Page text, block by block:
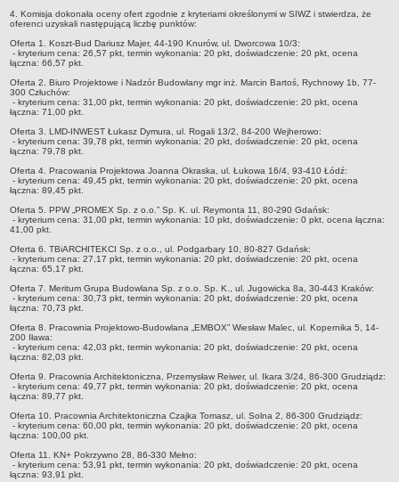
Protokoły
RADA POWIATU
Transmisje z sesji
Nagrania z sesji
Protokoły z głosowań
Interpelacje i zapytania
MAJĄTEK I FINANSE POWIATU
Budżet
Wieloletnia Prognoza Finansowa
Sprawozdania-archiwum
EWIDENCJA STOWARZYSZEŃ ZWYKŁYCH
REJESTR OŚRODKÓW SZKOLENIA KIEROWCÓW
Klauzula informacyjna
Inspektor Ochrony Danych
Informacje ogólne
Dane o sieci dróg powiatowych
Kadra
Statut
Raport o stanie zapewniania dostępności
Elektroniczna Skrzynka Podawcza
4. Komisja dokonała oceny ofert zgodnie z kryteriami określonymi w SIWZ i stwierdza, że
oferenci uzyskali następującą liczbę punktów:
Oferta 1. Koszt-Bud Dariusz Majer, 44-190 Knurów, ul. Dworcowa 10/3:
- kryterium cena: 26,57 pkt, termin wykonania: 20 pkt, doświadczenie: 20 pkt, ocena
łączna: 66,57 pkt.
Oferta 2. Biuro Projektowe i Nadzór Budowlany mgr inż. Marcin Bartoś, Rychnowy 1b, 77-
300 Człuchów:
- kryterium cena: 31,00 pkt, termin wykonania: 20 pkt, doświadczenie: 20 pkt, ocena
łączna: 71,00 pkt.
Oferta 3. LMD-INWEST Łukasz Dymura, ul. Rogali 13/2, 84-200 Wejherowo:
- kryterium cena: 39,78 pkt, termin wykonania: 20 pkt, doświadczenie: 20 pkt, ocena
łączna: 79,78 pkt.
Oferta 4. Pracowania Projektowa Joanna Okraska, ul. Łukowa 16/4, 93-410 Łódź:
- kryterium cena: 49,45 pkt, termin wykonania: 20 pkt, doświadczenie: 20 pkt, ocena
łączna: 89,45 pkt.
Oferta 5. PPW „PROMEX Sp. z o.o.” Sp. K. ul. Reymonta 11, 80-290 Gdańsk:
- kryterium cena: 31,00 pkt, termin wykonania: 10 pkt, doświadczenie: 0 pkt, ocena łączna:
41,00 pkt.
Oferta 6. TBiARCHITEKCI Sp. z o.o., ul. Podgarbary 10, 80-827 Gdańsk:
- kryterium cena: 27,17 pkt, termin wykonania: 20 pkt, doświadczenie: 20 pkt, ocena
łączna: 65,17 pkt.
Oferta 7. Meritum Grupa Budowlana Sp. z o.o. Sp. K., ul. Jugowicka 8a, 30-443 Kraków:
- kryterium cena: 30,73 pkt, termin wykonania: 20 pkt, doświadczenie: 20 pkt, ocena
łączna: 70,73 pkt.
Oferta 8. Pracownia Projektowo-Budowlana „EMBOX” Wiesław Malec, ul. Kopernika 5, 14-
200 Iława:
- kryterium cena: 42,03 pkt, termin wykonania: 20 pkt, doświadczenie: 20 pkt, ocena
łączna: 82,03 pkt.
Oferta 9. Pracownia Architektoniczna, Przemysław Reiwer, ul. Ikara 3/24, 86-300 Grudziądz:
- kryterium cena: 49,77 pkt, termin wykonania: 20 pkt, doświadczenie: 20 pkt, ocena
łączna: 89,77 pkt.
Oferta 10. Pracownia Architektoniczna Czajka Tomasz, ul. Solna 2, 86-300 Grudziądz:
- kryterium cena: 60,00 pkt, termin wykonania: 20 pkt, doświadczenie: 20 pkt, ocena
łączna: 100,00 pkt.
Oferta 11. KN+ Pokrzywno 28, 86-330 Mełno:
- kryterium cena: 53,91 pkt, termin wykonania: 20 pkt, doświadczenie: 20 pkt, ocena
łączna: 93,91 pkt.